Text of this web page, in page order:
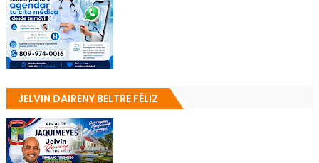
JELVIN DAIRENY BELTRE FÉLIZ